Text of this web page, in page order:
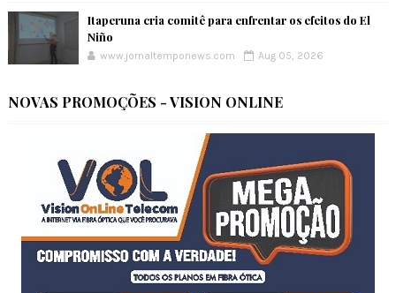
Itaperuna cria comitê para enfrentar os efeitos do El
Niño
www.jornaltemponews.com Aug 05, 2026
NOVAS PROMOÇÕES - VISION ONLINE